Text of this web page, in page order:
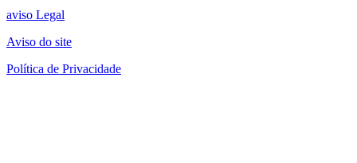
aviso Legal
Aviso do site
Política de Privacidade